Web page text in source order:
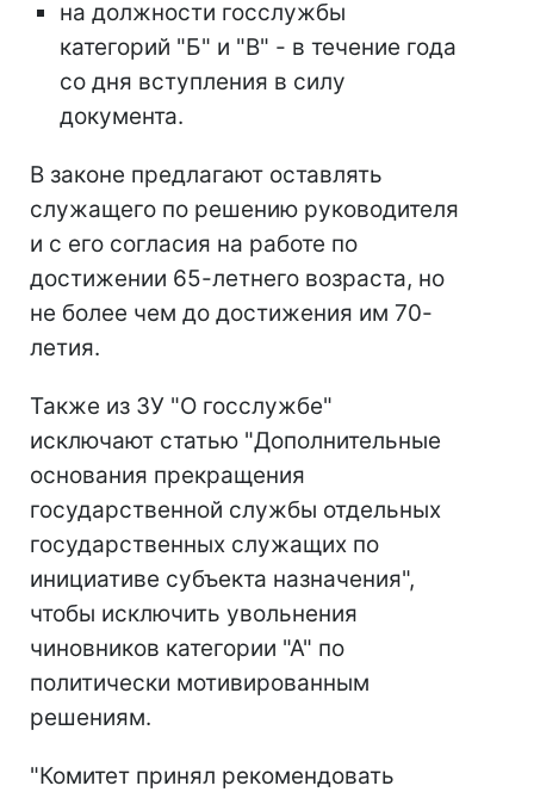
на должности госслужбы
категорий "Б" и "В" - в течение года
со дня вступления в силу
документа.
В законе предлагают оставлять
служащего по решению руководителя
и с его согласия на работе по
достижении 65-летнего возраста, но
не более чем до достижения им 70-
летия.
Также из ЗУ "О госслужбе"
исключают статью "Дополнительные
основания прекращения
государственной службы отдельных
государственных служащих по
инициативе субъекта назначения",
чтобы исключить увольнения
чиновников категории "А" по
политически мотивированным
решениям.
"Комитет принял рекомендовать